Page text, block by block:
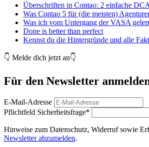
Überschriften in Contao: 2 einfache
Was Contao 5 für (die meisten)
Was ich vom Untergang der VASA
Done is better than perfect
Kennst du die Hintergründe und alle
👇 Melde dich jetzt an👇
Für den Newsletter
E-Mail-Adresse
Pflichtfeld Sicherheitsfrage*
Hinweise zum Datenschutz, Widerruf sowie
Newsletter abzumelden.